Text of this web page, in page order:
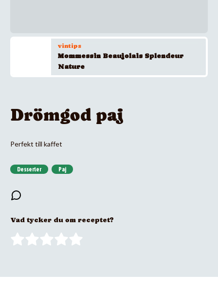
vintips
Mommessin Beaujolais Splendeur
Nature
Drömgod paj
Perfekt till kaffet
Desserter Paj
Vad tycker du om receptet?